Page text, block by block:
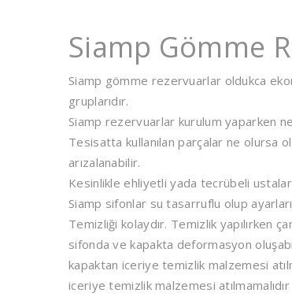
Siamp Gömme
Siamp gömme rezervuarlar oldukca
gruplarıdır.
Siamp rezervuarlar kurulum yaparken
Tesisatta kullanılan parçalar ne olursa
arızalanabilir.
Kesinlikle ehliyetli yada tecrübeli ustalar
Siamp sifonlar su tasarruflu olup ayarları
Temizliği kolaydır. Temizlik yapılırken
sifonda ve kapakta deformasyon
kapaktan iceriye temizlik malzemesi
iceriye temizlik malzemesi atılmamalıdır